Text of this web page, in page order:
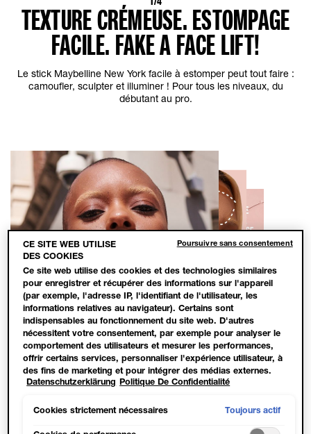
TEXTURE CRÉMEUSE. ESTOMPAGE
FACILE. FAKE A FACE LIFT!
Le stick Maybelline New York facile à estomper peut tout faire :
camoufler, sculpter et illuminer ! Pour tous les niveaux, du
débutant au pro.
Slide 1Slide 2Slide 3Slide 4
CE SITE WEB UTILISE
DES COOKIES
Ce site web utilise des cookies et des technologies similaires
pour enregistrer et récupérer des informations sur l'appareil
(par exemple, l'adresse IP, l'identifiant de l'utilisateur, les
informations relatives au navigateur). Certains sont
indispensables au fonctionnement du site web. D'autres
nécessitent votre consentement, par exemple pour analyser le
comportement des utilisateurs et mesurer les performances,
offrir certains services, personnaliser l'expérience utilisateur, à
des fins de marketing et pour intégrer des médias externes.
Les cookies non indispensables peuvent être acceptés
consentement »). Il est également possible de personnaliser les
Datenschutzerklärung Politique De Confidentialité
Cookies strictement nécessaires Toujours actif
Poursuivre sans consentement